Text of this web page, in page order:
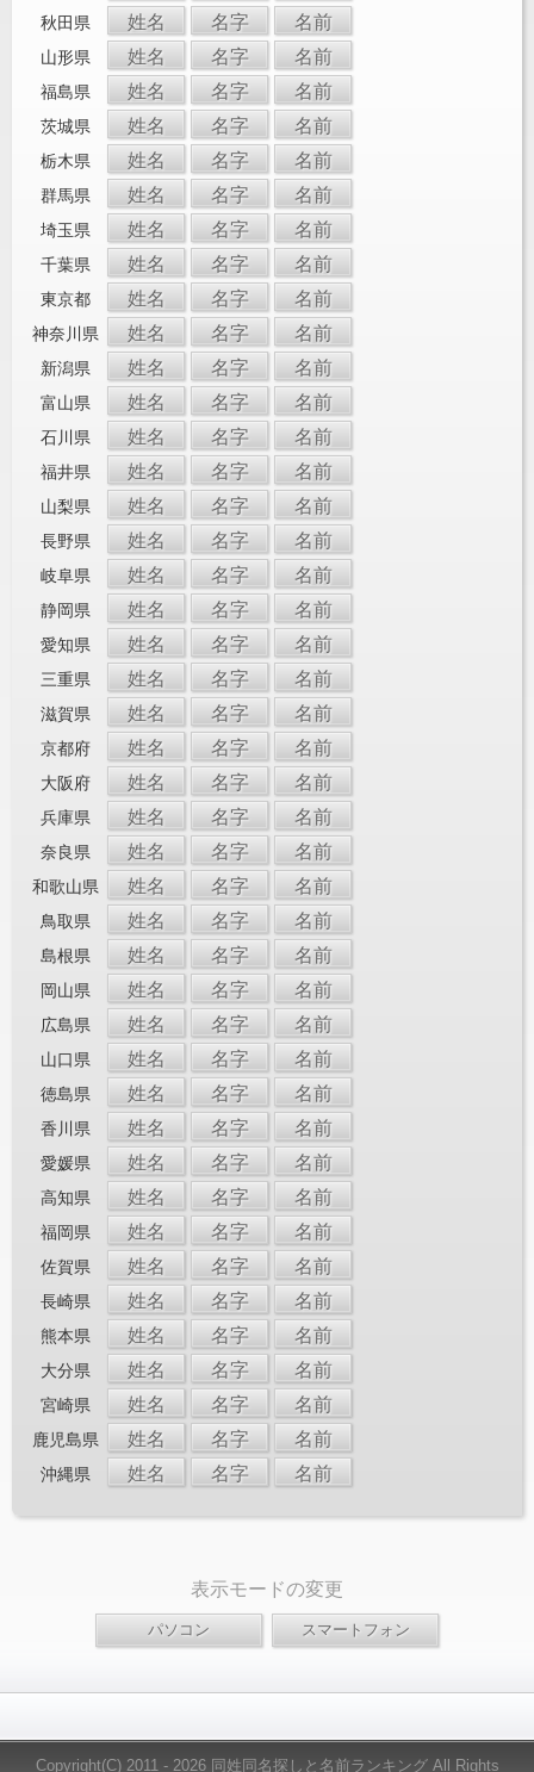
秋田県 姓名 名字 名前
山形県 姓名 名字 名前
福島県 姓名 名字 名前
茨城県 姓名 名字 名前
栃木県 姓名 名字 名前
群馬県 姓名 名字 名前
埼玉県 姓名 名字 名前
千葉県 姓名 名字 名前
東京都 姓名 名字 名前
神奈川県 姓名 名字 名前
新潟県 姓名 名字 名前
富山県 姓名 名字 名前
石川県 姓名 名字 名前
福井県 姓名 名字 名前
山梨県 姓名 名字 名前
長野県 姓名 名字 名前
岐阜県 姓名 名字 名前
静岡県 姓名 名字 名前
愛知県 姓名 名字 名前
三重県 姓名 名字 名前
滋賀県 姓名 名字 名前
京都府 姓名 名字 名前
大阪府 姓名 名字 名前
兵庫県 姓名 名字 名前
奈良県 姓名 名字 名前
和歌山県 姓名 名字 名前
鳥取県 姓名 名字 名前
島根県 姓名 名字 名前
岡山県 姓名 名字 名前
広島県 姓名 名字 名前
山口県 姓名 名字 名前
徳島県 姓名 名字 名前
香川県 姓名 名字 名前
愛媛県 姓名 名字 名前
高知県 姓名 名字 名前
福岡県 姓名 名字 名前
佐賀県 姓名 名字 名前
長崎県 姓名 名字 名前
熊本県 姓名 名字 名前
大分県 姓名 名字 名前
宮崎県 姓名 名字 名前
鹿児島県 姓名 名字 名前
沖縄県 姓名 名字 名前
表示モードの変更
Copyright(C) 2011 - 2026 同姓同名探しと名前ランキング All Rights